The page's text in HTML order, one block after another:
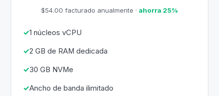
$54.00 facturado anualmente · ahorra 25%
1 núcleos vCPU
2 GB de RAM dedicada
30 GB NVMe
Ancho de banda ilimitado